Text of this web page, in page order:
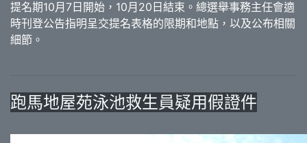
提名期10月7日開始，10月20日結束。總選舉事務主任會適
時刊登公告指明呈交提名表格的限期和地點，以及公布相關
細節。
跑馬地屋苑泳池救生員疑用假證件